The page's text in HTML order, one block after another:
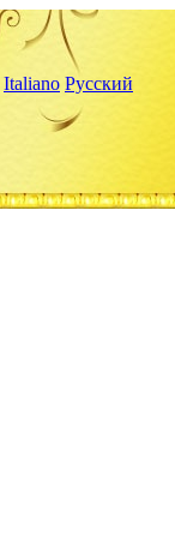
Italiano Русский